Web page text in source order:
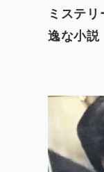
ミステ
逸な小説